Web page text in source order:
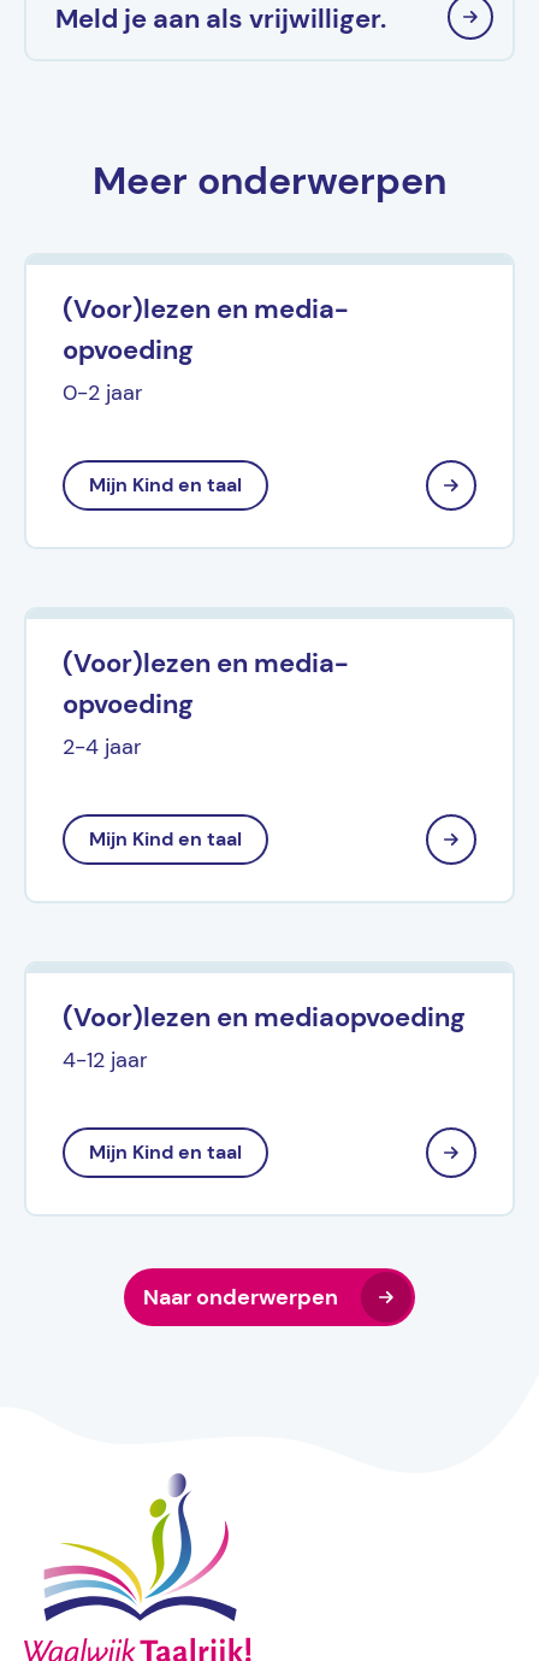
Meld je aan als vrijwilliger.
Meer onderwerpen
(Voor)lezen en media-
opvoeding
0-2 jaar
Mijn Kind en taal
(Voor)lezen en media-
opvoeding
2-4 jaar
Mijn Kind en taal
(Voor)lezen en mediaopvoeding
4-12 jaar
Mijn Kind en taal
Naar onderwerpen